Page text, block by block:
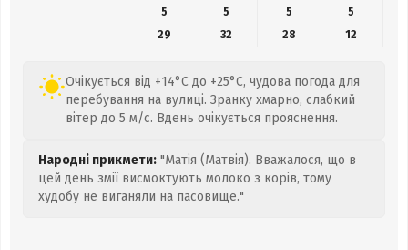
5
5 5
5
29
32 28 12
Очікується від +14°C до +25°C, чудова погода для
перебування на вулиці. Зранку хмарно, слабкий
вітер до 5 м/с. Вдень очікується прояснення.
Народні прикмети: "Матія (Матвія). Вважалося, що в
цей день змії висмоктують молоко з корів, тому
худобу не виганяли на пасовище."